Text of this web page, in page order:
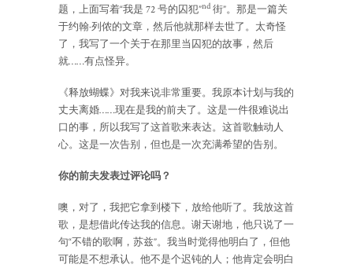
题，上面写着“我是 72 号的囚犯”nd 街”。那是一篇关
于约翰·列侬的文章，然后他就那样去世了。太奇怪
了，我写了一个关于在那里当囚犯的故事，然后
就……有点怪异。
《释放蝴蝶》对我来说非常重要。我原本计划与我的
丈夫离婚……现在是我的前夫了。这是一件很难说出
口的事，所以我写了这首歌来表达。这首歌触动人
心。这是一次告别，但也是一次充满希望的告别。
你的前夫发表过评论吗？
噢，对了，我把它拿到楼下，放给他听了。我放这首
歌，是想借此传达我的信息。谢天谢地，他只说了一
句“不错的歌啊，苏兹”。我当时觉得他明白了，但他
可能是不想承认。他不是个迟钝的人；他肯定会明白